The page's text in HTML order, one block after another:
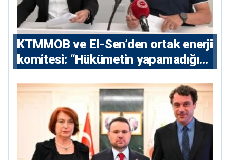
KTMMOB ve El-Sen’den ortak enerji
komitesi: “Hükümetin yapamadığını